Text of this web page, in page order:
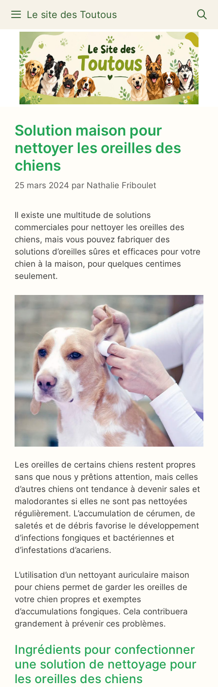
contenu
Le site des Toutous
Solution maison pour
nettoyer les oreilles des
chiens
25 mars 2024 par Nathalie Friboulet
Il existe une multitude de solutions
commerciales pour nettoyer les oreilles des
chiens, mais vous pouvez fabriquer des
solutions d’oreilles sûres et efficaces pour votre
chien à la maison, pour quelques centimes
seulement.
Les oreilles de certains chiens restent propres
sans que nous y prêtions attention, mais celles
d’autres chiens ont tendance à devenir sales et
malodorantes si elles ne sont pas nettoyées
régulièrement. L’accumulation de cérumen, de
saletés et de débris favorise le développement
d’infections fongiques et bactériennes et
d’infestations d’acariens.
L’utilisation d’un nettoyant auriculaire maison
pour chiens permet de garder les oreilles de
votre chien propres et exemptes
d’accumulations fongiques. Cela contribuera
grandement à prévenir ces problèmes.
Ingrédients pour confectionner
une solution de nettoyage pour
les oreilles des chiens